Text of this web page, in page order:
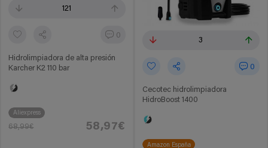
121
0
Hidrolimpiadora de alta presión
Karcher K2 110 bar
Aliexpress
68,99€ 58,97€
3
0
Cecotec hidrolimpiadora
HidroBoost 1400
Amazon España